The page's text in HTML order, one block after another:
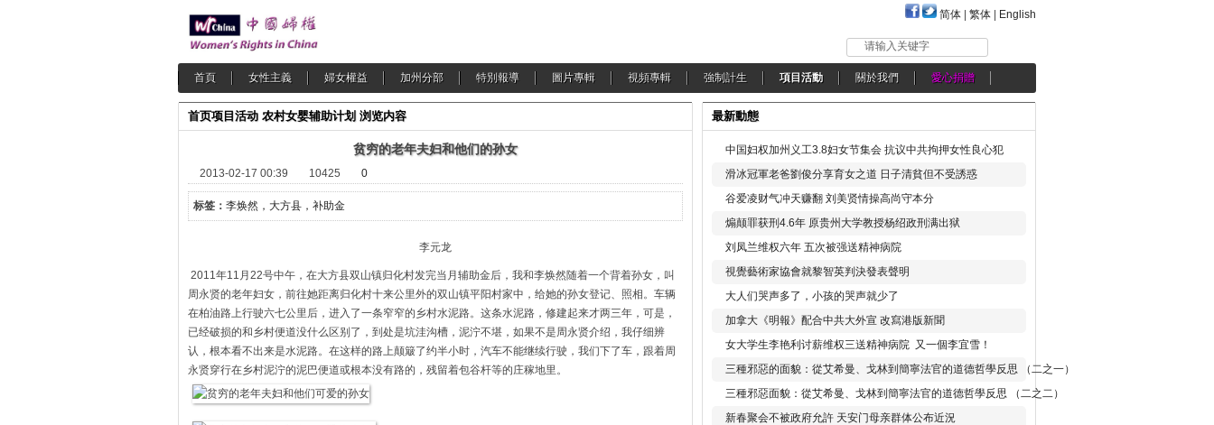
简体 繁体 English
请输入关键字
首頁 女性主義 婦女權益 加州分部 特別報導 圖片專輯 視頻專輯 強制計生 項目活動 關於我們 愛心捐贈
首页项目活动 农村女婴辅助计划 浏览内容
贫穷的老年夫妇和他们的孙女
2013-02-17 00:39 10425 0
标签： 李焕然，大方县，补助金
李元龙
2011年11月22号中午，在大方县双山镇归化村发完当月辅助金后，我和李焕然随着一个背着孙女，叫
周永贤的老年妇女，前往她距离归化村十来公里外的双山镇平阳村家中，给她的孙女登记、照相。车辆
在柏油路上行驶六七公里后，进入了一条窄窄的乡村水泥路。这条水泥路，修建起来才两三年，可是，
已经破损的和乡村便道没什么区别了，到处是坑洼沟槽，泥泞不堪，如果不是周永贤介绍，我仔细辨
认，根本看不出来是水泥路。在这样的路上颠簸了约半小时，汽车不能继续行驶，我们下了车，跟着周
永贤穿行在乡村泥泞的泥巴便道或根本没有路的，残留着包谷杆等的庄稼地里。
最新動態
中国妇权加州义工3.8妇女节集会 抗议中共拘押女性良心犯
滑冰冠軍老爸劉俊分享育女之道 日子清貧但不受誘惑
谷爱凌财气冲天赚翻 刘美贤情操高尚守本分
煽颠罪获刑4.6年 原贵州大学教授杨绍政刑满出狱
刘凤兰维权六年 五次被强送精神病院
視覺藝術家協會就黎智英判決發表聲明
大人们哭声多了，小孩的哭声就少了
加拿大《明報》配合中共大外宣 改寫港版新聞
女大学生李艳利讨薪维权三送精神病院 又一個李宜雪！
三種邪惡的面貌：從艾希曼、戈林到簡寧法官的道德哲學反思 （二之一）
三種邪惡面貌：從艾希曼、戈林到簡寧法官的道德哲學反思 （二之二）
新春聚会不被政府允許 天安门母亲群体公布近況